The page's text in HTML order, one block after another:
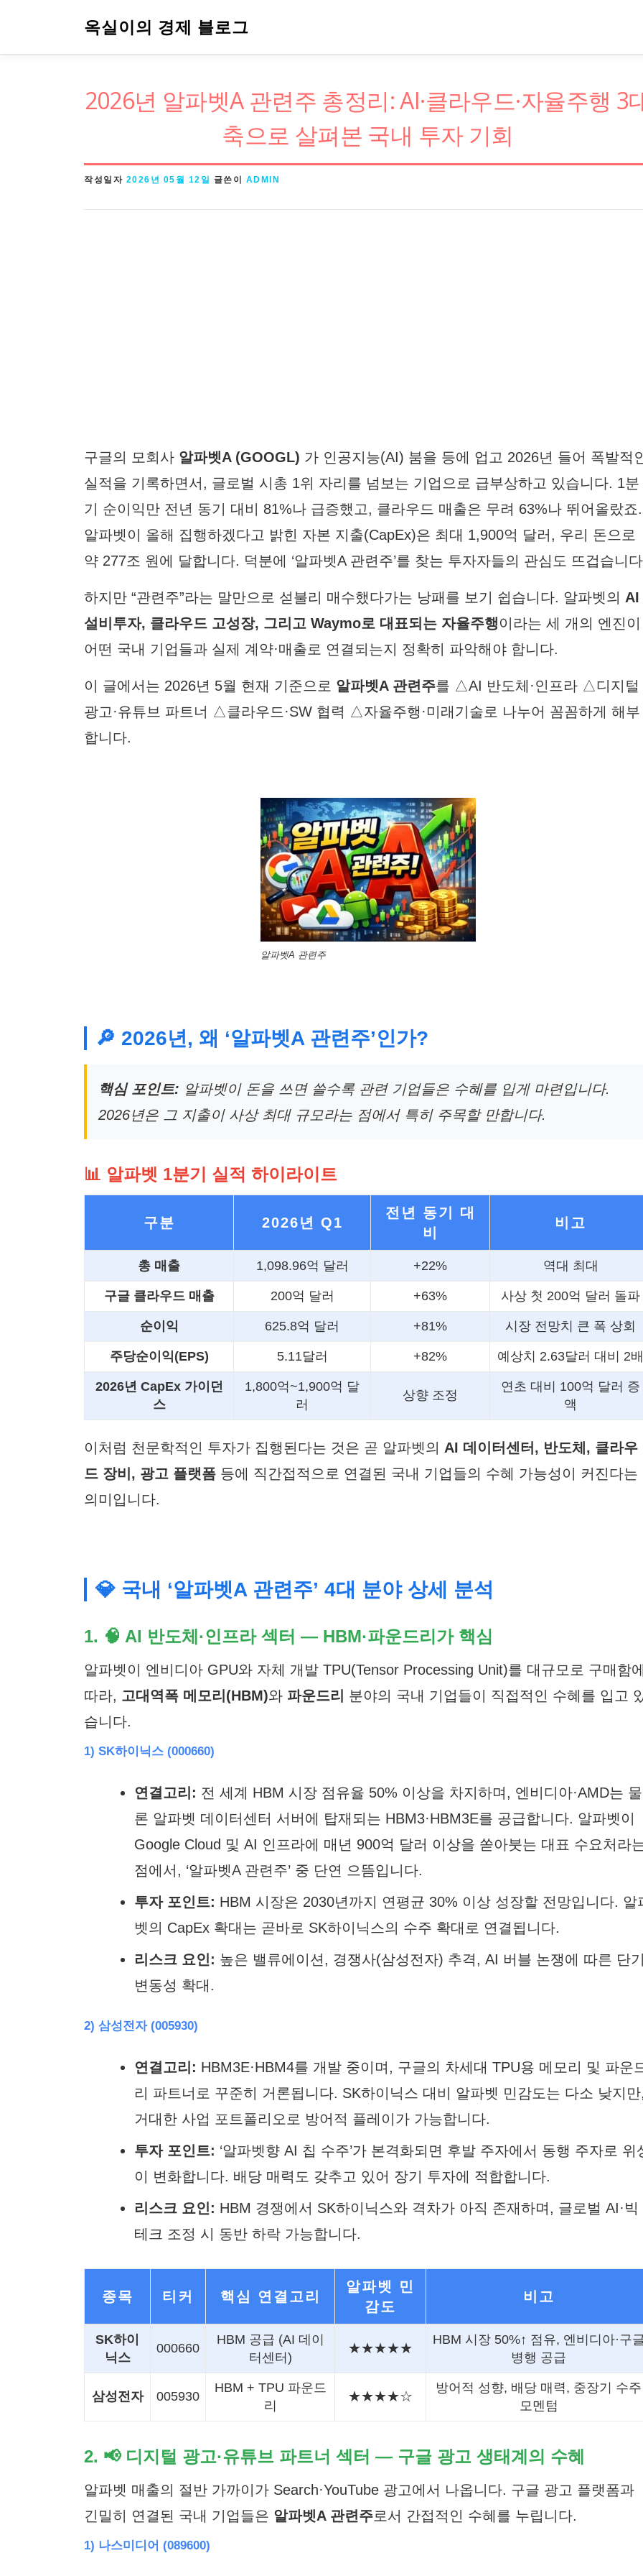
으
옥실이의 경제 블로그
2026년 알파벳A 관련주 총정리: AI·클라우드·자율주행 3
축으로 살펴본 국내 투자 기회
작성일자 2026년 05월 12일 글쓴이 ADMIN
구글의 모회사 알파벳A (GOOGL) 가 인공지능(AI) 붐을 등에 업고 2026년 들어 폭발적
실적을 기록하면서, 글로벌 시총 1위 자리를 넘보는 기업으로 급부상하고 있습니다. 1분
기 순이익만 전년 동기 대비 81%나 급증했고, 클라우드 매출은 무려 63%나 뛰어올랐죠.
알파벳이 올해 집행하겠다고 밝힌 자본 지출(CapEx)은 최대 1,900억 달러, 우리 돈으로
약 277조 원에 달합니다. 덕분에 ‘알파벳A 관련주’를 찾는 투자자들의 관심도 뜨겁습니
하지만 “관련주”라는 말만으로 섣불리 매수했다가는 낭패를 보기 쉽습니다. 알파벳의 AI
설비투자, 클라우드 고성장, 그리고 Waymo로 대표되는 자율주행이라는 세 개의 엔진이
어떤 국내 기업들과 실제 계약·매출로 연결되는지 정확히 파악해야 합니다.
이 글에서는 2026년 5월 현재 기준으로 알파벳A 관련주를 △AI 반도체·인프라 △디지털
광고·유튜브 파트너 △클라우드·SW 협력 △자율주행·미래기술로 나누어 꼼꼼하게 해부
합니다.
알파벳A 관련주
🔎 2026년, 왜 ‘알파벳A 관련주’인가?
핵심 포인트: 알파벳이 돈을 쓰면 쓸수록 관련 기업들은 수혜를 입게 마련입니다.
2026년은 그 지출이 사상 최대 규모라는 점에서 특히 주목할 만합니다.
📊 알파벳 1분기 실적 하이라이트
구분 2026년 Q1
전년 동기 대
비
비고
총 매출 1,098.96억 달러 +22% 역대 최대
구글 클라우드 매출 200억 달러 +63% 사상 첫 200억 달러 돌파
순이익 625.8억 달러 +81% 시장 전망치 큰 폭 상회
주당순이익(EPS) 5.11달러 +82% 예상치 2.63달러 대비 2배
2026년 CapEx 가이던
스
1,800억~1,900억 달
러
상향 조정
연초 대비 100억 달러 증
액
이처럼 천문학적인 투자가 집행된다는 것은 곧 알파벳의 AI 데이터센터, 반도체, 클라우
드 장비, 광고 플랫폼 등에 직간접적으로 연결된 국내 기업들의 수혜 가능성이 커진다는
의미입니다.
💎 국내 ‘알파벳A 관련주’ 4대 분야 상세 분석
1. 🧠 AI 반도체·인프라 섹터 — HBM·파운드리가 핵심
알파벳이 엔비디아 GPU와 자체 개발 TPU(Tensor Processing Unit)를 대규모로 구매함에
따라, 고대역폭 메모리(HBM)와 파운드리 분야의 국내 기업들이 직접적인 수혜를 입고
습니다.
1) SK하이닉스 (000660)
연결고리: 전 세계 HBM 시장 점유율 50% 이상을 차지하며, 엔비디아·AMD는 물
론 알파벳 데이터센터 서버에 탑재되는 HBM3·HBM3E를 공급합니다. 알파벳이
Google Cloud 및 AI 인프라에 매년 900억 달러 이상을 쏟아붓는 대표 수요처라
점에서, ‘알파벳A 관련주’ 중 단연 으뜸입니다.
투자 포인트: HBM 시장은 2030년까지 연평균 30% 이상 성장할 전망입니다. 알
벳의 CapEx 확대는 곧바로 SK하이닉스의 수주 확대로 연결됩니다.
리스크 요인: 높은 밸류에이션, 경쟁사(삼성전자) 추격, AI 버블 논쟁에 따른 단기
변동성 확대.
2) 삼성전자 (005930)
연결고리: HBM3E·HBM4를 개발 중이며, 구글의 차세대 TPU용 메모리 및 파운
리 파트너로 꾸준히 거론됩니다. SK하이닉스 대비 알파벳 민감도는 다소 낮지만,
거대한 사업 포트폴리오로 방어적 플레이가 가능합니다.
투자 포인트: ‘알파벳향 AI 칩 수주’가 본격화되면 후발 주자에서 동행 주자로 위
이 변화합니다. 배당 매력도 갖추고 있어 장기 투자에 적합합니다.
리스크 요인: HBM 경쟁에서 SK하이닉스와 격차가 아직 존재하며, 글로벌 AI·빅
테크 조정 시 동반 하락 가능합니다.
종목 티커 핵심 연결고리
알파벳 민
감도
비고
SK하이
닉스
000660
HBM 공급 (AI 데이
터센터)
★★★★★
HBM 시장 50%↑ 점유, 엔비디아·구
병행 공급
삼성전자 005930
HBM + TPU 파운드
리
★★★★☆
방어적 성향, 배당 매력, 중장기 수주
모멘텀
2. 📢 디지털 광고·유튜브 파트너 섹터 — 구글 광고 생태계의 수혜
알파벳 매출의 절반 가까이가 Search·YouTube 광고에서 나옵니다. 구글 광고 플랫폼과
긴밀히 연결된 국내 기업들은 알파벳A 관련주로서 간접적인 수혜를 누립니다.
1) 나스미디어 (089600)